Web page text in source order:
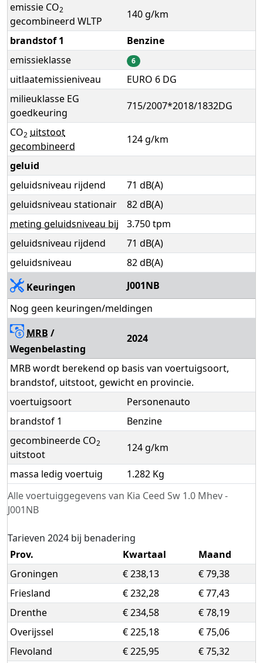
Alle voertuiggegevens van Kia Ceed Sw 1.0 Mhev -
J001NB
emissie CO2
gecombineerd WLTP
140 g/km
brandstof 1
Benzine
emissieklasse
6
uitlaatemissieniveau
EURO 6 DG
milieuklasse EG
goedkeuring
715/2007*2018/1832DG
CO2 uitstoot
gecombineerd
124 g/km
geluid
geluidsniveau rijdend
71 dB(A)
geluidsniveau stationair
82 dB(A)
meting geluidsniveau bij
3.750 tpm
geluidsniveau rijdend
71 dB(A)
geluidsniveau
82 dB(A)
Keuringen
J001NB
Nog geen keuringen/meldingen
MRB /
Wegenbelasting
2024
MRB wordt berekend op basis van voertuigsoort,
brandstof, uitstoot, gewicht en provincie.
voertuigsoort
Personenauto
brandstof 1
Benzine
gecombineerde CO2
uitstoot
124 g/km
massa ledig voertuig 1.282 Kg
Tarieven 2024 bij benadering
Prov.
Kwartaal
Maand
Groningen
€ 238,13
€ 79,38
Friesland
€ 232,28
€ 77,43
Drenthe
€ 234,58
€ 78,19
Overijssel
€ 225,18
€ 75,06
Flevoland
€ 225,95
€ 75,32